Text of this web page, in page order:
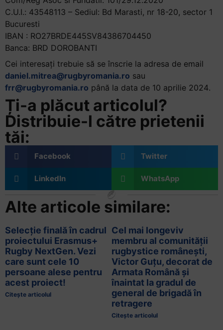
content.
C.U.I.: 43548113 – Sediul: Bd Marasti, nr 18-20, sector 1
Bucuresti
IBAN : RO27BRDE445SV84386704450
Banca: BRD DOROBANTI
Cei interesați trebuie să se înscrie la adresa de email
daniel.mitrea@rugbyromania.ro sau
frr@rugbyromania.ro până la data de 10 aprilie 2024.
Ți-a plăcut articolul?
Distribuie-l către prietenii
tăi:
Facebook Twitter
LinkedIn WhatsApp
Alte articole similare:
Selecție finală în cadrul
proiectului Erasmus+
Rugby NextGen. Vezi
care sunt cele 10
persoane alese pentru
acest proiect!
Citește articolul
Cel mai longeviv
membru al comunității
rugbystice românești,
Victor Guțu, decorat de
Armata Română și
înaintat la gradul de
general de brigadă în
retragere
Citește articolul